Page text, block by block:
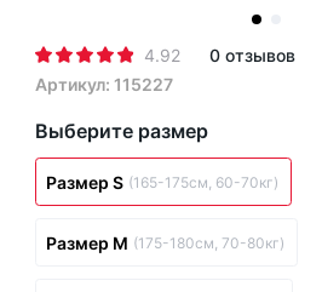
4.92
0 отзывов
Артикул: 115227
Выберите размер
Размер S (165-175см, 60-70кг)
Размер M (175-180см, 70-80кг)